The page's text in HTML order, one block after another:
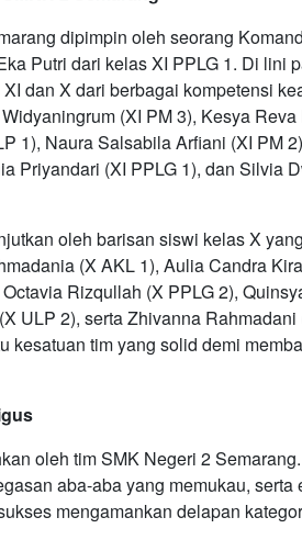
dipimpin oleh seorang
Putri dari kelas XI PPLG 1. Di lini
dan X dari berbagai kompetensi
(XI PM 3), Kesya
1), Naura Salsabila Arfiani (XI PM
Priyandari (XI PPLG 1), dan Silvia
oleh barisan siswi kelas X
(X AKL 1), Aulia Candra
Rizqullah (X PPLG 2),
ULP 2), serta Zhivanna Rahmadani
kesatuan tim yang solid demi
oleh tim SMK Negeri 2
aba-aba yang memukau, serta
mengamankan delapan